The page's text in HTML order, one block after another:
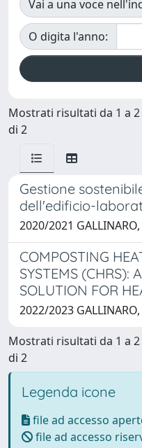
Vai a una voce
O digita l'anno:
Mostrati risultati da 1 a 2
di 2
Gestione
dell'edificio-
2020/2021
COMPOSTING
SYSTEMS (CHRS):
SOLUTION FOR
2022/2023
Mostrati risultati da 1 a 2
di 2
Legenda icone
file ad accesso
file ad accesso